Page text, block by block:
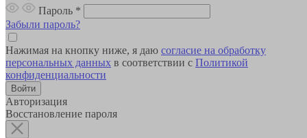
Пароль *
Забыли пароль?
Нажимая на кнопку ниже, я даю согласие на обработку
персональных данных в соответствии с Политикой
конфиденциальности
Авторизация
Восстановление пароля